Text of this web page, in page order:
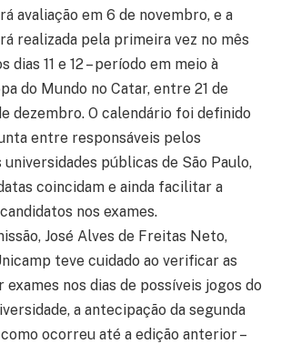
avaliação em 6 de novembro, e a
realizada pela primeira vez no mês
dias 11 e 12 – período em meio à
do Mundo no Catar, entre 21 de
dezembro. O calendário foi definido
entre responsáveis pelos
públicas de São Paulo,
coincidam e ainda facilitar a
nos exames.
José Alves de Freitas Neto,
teve cuidado ao verificar as
exames nos dias de possíveis jogos do
a antecipação da segunda
ocorreu até a edição anterior –